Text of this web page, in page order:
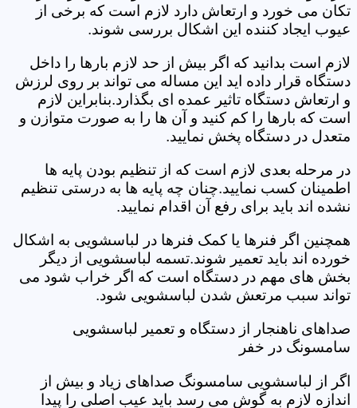
تکان می خورد و ارتعاش دارد لازم است که برخی از
عیوب ایجاد کننده این اشکال بررسی شوند.
لازم است بدانید که اگر بیش از حد لازم بارها را داخل
دستگاه قرار داده اید این مساله می تواند بر روی لرزش
و ارتعاش دستگاه تاثیر عمده ای بگذارد.بنابراین لازم
است که بارها را کم کنید و آن ها را به صورت متوازن و
متعدل در دستگاه پخش نمایید.
در مرحله بعدی لازم است که از تنظیم بودن پایه ها
اطمینان کسب نمایید.چنان چه پایه ها به درستی تنظیم
نشده اند باید برای رفع آن اقدام نمایید.
همچنین اگر فنرها یا کمک فنرها در لباسشویی به اشکال
خورده اند باید تعمیر شوند.تسمه لباسشویی از دیگر
بخش های مهم در دستگاه است که اگر خراب شود می
تواند سبب مرتعش شدن لباسشویی شود.
صداهای ناهنجار از دستگاه و تعمیر لباسشویی
سامسونگ در خفر
اگر از لباسشویی سامسونگ صداهای زیاد و بیش از
اندازه لازم به گوش می رسد باید عیب اصلی را پیدا